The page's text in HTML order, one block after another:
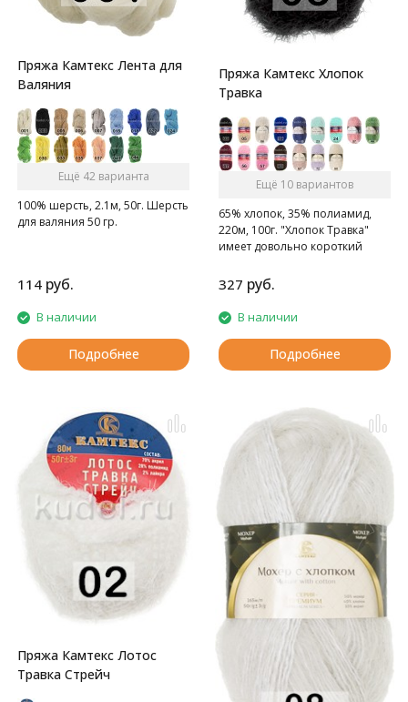
Пряжа Камтекс Лента для
Валяния
Ещё 42 варианта
100% шерсть, 2.1м, 50г. Шерсть
для валяния 50 гр.
114 руб.
В наличии
Подробнее
Пряжа Камтекс Хлопок
Травка
Ещё 10 вариантов
65% хлопок, 35% полиамид,
220м, 100г. "Хлопок Травка"
имеет довольно короткий
выглядит элегантно и стильно.
Нить не путается, не
скручивается, очень легка в
работе, на ощупь удивительно
мягкая и нежная.
327 руб.
В наличии
Подробнее
Пряжа Камтекс Лотос
Травка Стрейч